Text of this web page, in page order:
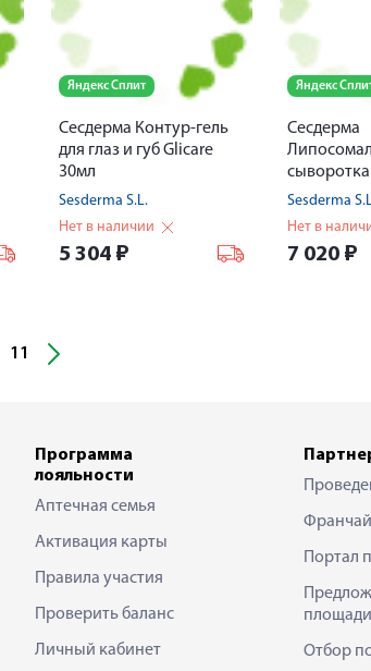
Яндекс Сплит
Сесдерма Контур-гель
для глаз и губ Glicare
30мл
Sesderma S.L.
Нет в наличии
5 304 ₽
Яндекс
Сесдерма
сыворотка
Sesderma
Нет в
7 020 ₽
11
Программа
лояльности
Аптечная семья
Активация карты
Правила участия
Проверить баланс
Личный кабинет
Портал
Отбор